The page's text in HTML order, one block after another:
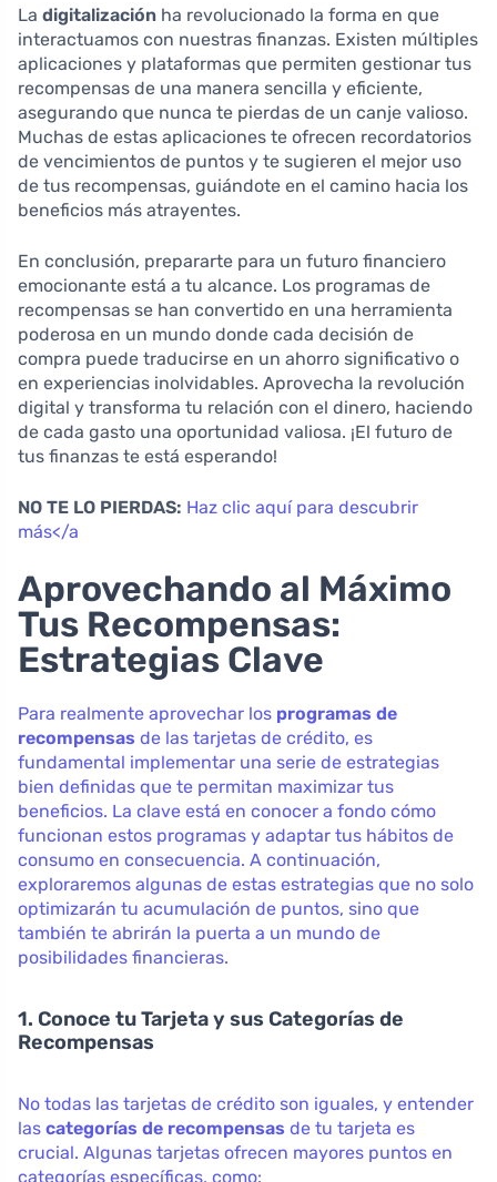
La digitalización ha revolucionado la forma en que
interactuamos con nuestras finanzas. Existen múltiples
aplicaciones y plataformas que permiten gestionar tus
recompensas de una manera sencilla y eficiente,
asegurando que nunca te pierdas de un canje valioso.
Muchas de estas aplicaciones te ofrecen recordatorios
de vencimientos de puntos y te sugieren el mejor uso
de tus recompensas, guiándote en el camino hacia los
beneficios más atrayentes.
En conclusión, prepararte para un futuro financiero
emocionante está a tu alcance. Los programas de
recompensas se han convertido en una herramienta
poderosa en un mundo donde cada decisión de
compra puede traducirse en un ahorro significativo o
en experiencias inolvidables. Aprovecha la revolución
digital y transforma tu relación con el dinero, haciendo
de cada gasto una oportunidad valiosa. ¡El futuro de
tus finanzas te está esperando!
NO TE LO PIERDAS: Haz clic aquí para descubrir
más</a
Aprovechando al Máximo
Tus Recompensas:
Estrategias Clave
Para realmente aprovechar los programas de
recompensas de las tarjetas de crédito, es
fundamental implementar una serie de estrategias
bien definidas que te permitan maximizar tus
beneficios. La clave está en conocer a fondo cómo
funcionan estos programas y adaptar tus hábitos de
consumo en consecuencia. A continuación,
exploraremos algunas de estas estrategias que no solo
optimizarán tu acumulación de puntos, sino que
también te abrirán la puerta a un mundo de
posibilidades financieras.
1. Conoce tu Tarjeta y sus Categorías de
Recompensas
No todas las tarjetas de crédito son iguales, y entender
las categorías de recompensas de tu tarjeta es
crucial. Algunas tarjetas ofrecen mayores puntos en
categorías específicas, como: